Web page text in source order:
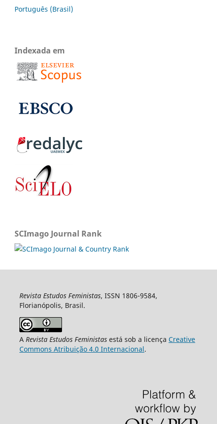
Português (Brasil)
Indexada em
SCImago Journal Rank
Revista Estudos Feministas, ISSN 1806-9584,
Florianópolis, Brasil.
A Revista Estudos Feministasestá sob a licença Creative
Commons Atribuição 4.0 Internacional.